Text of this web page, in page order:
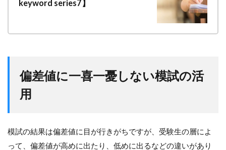
keyword series7】
偏差値に一喜一憂しない模試の活
用
模試の結果は偏差値に目が行きがちですが、受験生の層によ
って、偏差値が高めに出たり、低めに出るなどの違いがあり